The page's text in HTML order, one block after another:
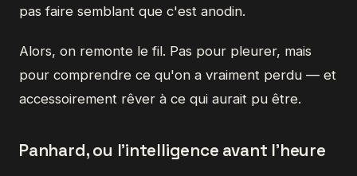
pas faire semblant que c'est anodin.
Alors, on remonte le fil. Pas pour pleurer, mais
pour comprendre ce qu'on a vraiment perdu — et
accessoirement rêver à ce qui aurait pu être.
Panhard, ou l'intelligence avant l'heure